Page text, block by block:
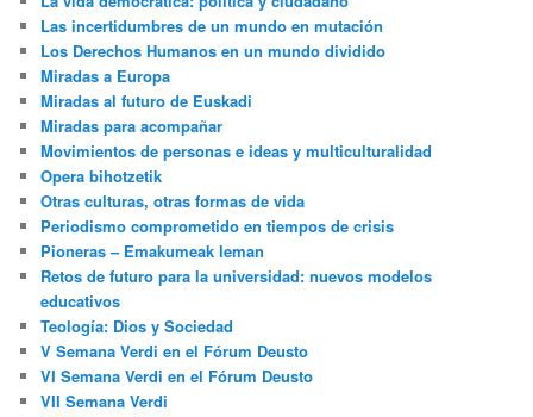
Las incertidumbres de un mundo en mutación
Los Derechos Humanos en un mundo dividido
Miradas a Europa
Miradas al futuro de Euskadi
Miradas para acompañar
Movimientos de personas e ideas y multiculturalidad
Opera bihotzetik
Otras culturas, otras formas de vida
Periodismo comprometido en tiempos de crisis
Pioneras – Emakumeak leman
Retos de futuro para la universidad: nuevos modelos
educativos
Teología: Dios y Sociedad
V Semana Verdi en el Fórum Deusto
VI Semana Verdi en el Fórum Deusto
VII Semana Verdi